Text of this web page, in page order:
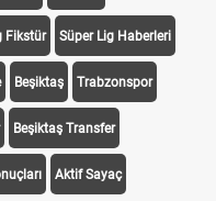
Fikstür Süper Lig Haberleri
Beşiktaş Trabzonspor
Beşiktaş Transfer
Aktif Sayaç